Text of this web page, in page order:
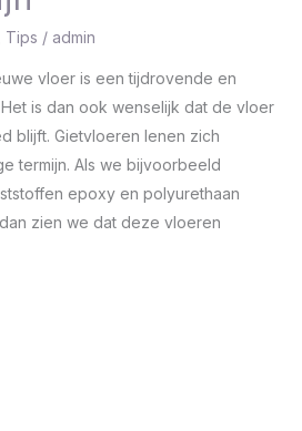
Tips / admin
vloer is een tijdrovende en
is dan ook wenselijk dat de vloer
blijft. Gietvloeren lenen zich
termijn. Als we bijvoorbeeld
epoxy en polyurethaan
zien we dat deze vloeren